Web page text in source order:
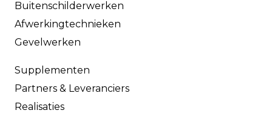
Buitenschilderwerken
Afwerkingtechnieken
Gevelwerken
Supplementen
Partners & Leveranciers
Realisaties